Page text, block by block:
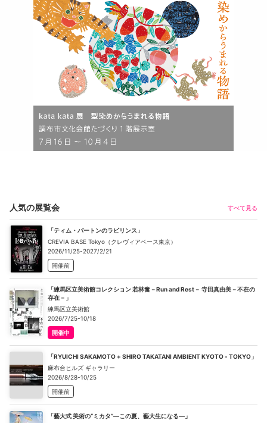
人気の展覧会 すべて見る
「ティム・バートンのラビリンス」
CREVIA BASE Tokyo（クレヴィアベース東京）
2026/11/25-2027/2/21
開催前
「練馬区立美術館コレクション 若林奮－Run and Rest－ 寺田真由美－不在の
存在－」
練馬区立美術館
2026/7/25-10/18
開催中
「RYUICHI SAKAMOTO + SHIRO TAKATANI AMBIENT KYOTO - TOKYO」
麻布台ヒルズ ギャラリー
2026/8/28-10/25
開催前
「藝大式 美術の“ミカタ”―この夏、藝大生になる―」